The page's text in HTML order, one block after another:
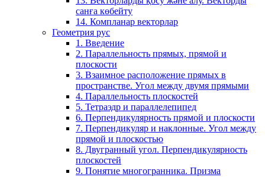
санға көбейту
14. Компланар векторлар
Геометрия рус
1. Введение
2. Параллельность прямых, прямой и
плоскости
3. Взаимное расположение прямых в
пространстве. Угол между двумя прямыми
4. Параллельность плоскостей
5. Тетраэдр и параллелепипед
6. Перпендикулярность прямой и плоскости
7. Перпендикуляр и наклонные. Угол между
прямой и плоскостью
8. Двугранный угол. Перпендикулярность
плоскостей
9. Понятие многогранника. Призма